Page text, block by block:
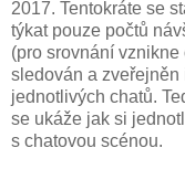
2017. Tentokráte se
týkat pouze počtů
(pro srovnání
sledován a
jednotlivých chatů.
se ukáže jak si
s chatovou scénou.